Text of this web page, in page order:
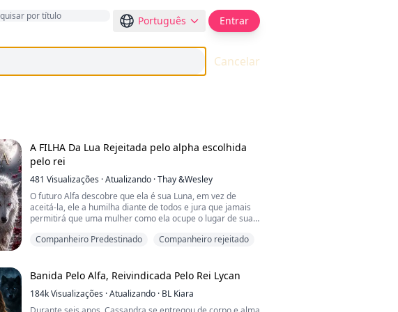
Português Entrar
Cancelar
A FILHA Da Lua Rejeitada pelo alpha escolhida
pelo rei
481 Visualizações ·Atualizando ·Thay &Wesley
O futuro Alfa descobre que ela é sua Luna, em vez de
aceitá-la, ele a humilha diante de todos e jura que jamais
permitirá que uma mulher como ela ocupe o lugar de sua
Longe de casa, ela acredita que seu destino está
condenado... até a noite em que decide salvar um enorme
lobo branco ferido, sem imaginar que aquele animal é o
ser mais poderoso de todo o reino.
Companheiro Predestinado
Companheiro rejeitado
Banida Pelo Alfa, Reivindicada Pelo Rei Lycan
184kVisualizações ·Atualizando · BL Kiara